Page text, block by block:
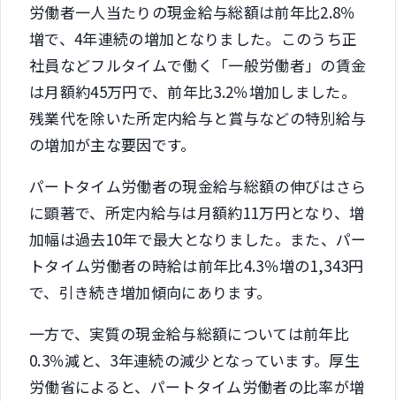
労働者一人当たりの現金給与総額は前年比2.8％
増で、4年連続の増加となりました。このうち正
社員などフルタイムで働く「一般労働者」の賃金
は月額約45万円で、前年比3.2％増加しました。
残業代を除いた所定内給与と賞与などの特別給与
の増加が主な要因です。
パートタイム労働者の現金給与総額の伸びはさら
に顕著で、所定内給与は月額約11万円となり、増
加幅は過去10年で最大となりました。また、パー
トタイム労働者の時給は前年比4.3％増の1,343円
で、引き続き増加傾向にあります。
一方で、実質の現金給与総額については前年比
0.3％減と、3年連続の減少となっています。厚生
労働省によると、パートタイム労働者の比率が増